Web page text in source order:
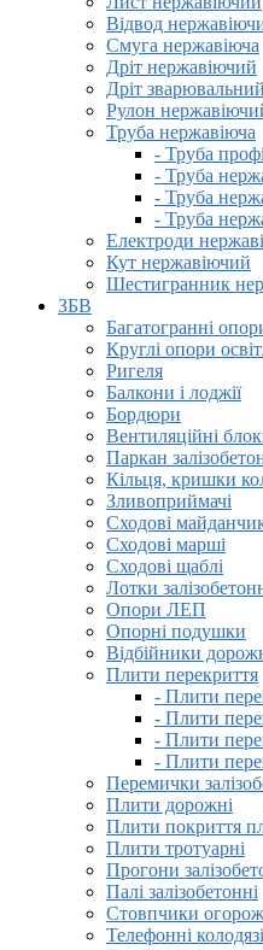
Відвод
Смуга нержавіюча
Дріт нержавіючий
Дріт
Рулон
Труба нержавіюча
- Труба
- Труба
- Труба
- Труба
Електроди
Кут нержавіючий
Шестигранник
ЗБВ
Багатогранні
Круглі опори
Ригеля
Балкони і лоджії
Бордюри
Вентиляційні
Паркан
Кільця, кришки
Зливоприймачі
Сходові
Сходові марші
Сходові щаблі
Лотки
Опори ЛЕП
Опорні подушки
Відбійники
Плити перекриття
- Плити
- Плити
- Плити
- Плити
Перемички
Плити дорожні
Плити покриття
Плити тротуарні
Прогони
Палі залізобетонні
Стовпчики
Телефонні колодязі